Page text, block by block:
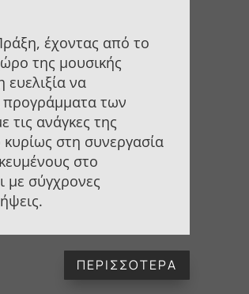
έχοντας από το
της μουσικής
ευελιξία να
των
ανάγκες της
στη συνεργασία
στο
με σύγχρονες
ΠΕΡΙΣΣΟΤΕΡΑ